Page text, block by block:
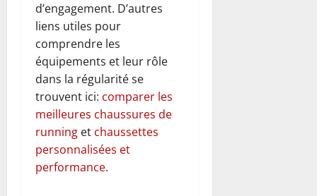
d’engagement. D’autres
liens utiles pour
comprendre les
équipements et leur rôle
dans la régularité se
trouvent ici: comparer les
meilleures chaussures de
running et chaussettes
personnalisées et
performance.